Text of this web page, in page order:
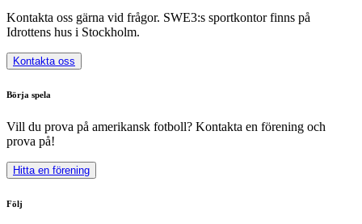
Kontakta oss gärna vid frågor. SWE3:s sportkontor finns på
Idrottens hus i Stockholm.
Kontakta oss
Börja spela
Vill du prova på amerikansk fotboll? Kontakta en förening och
prova på!
Hitta en förening
Följ